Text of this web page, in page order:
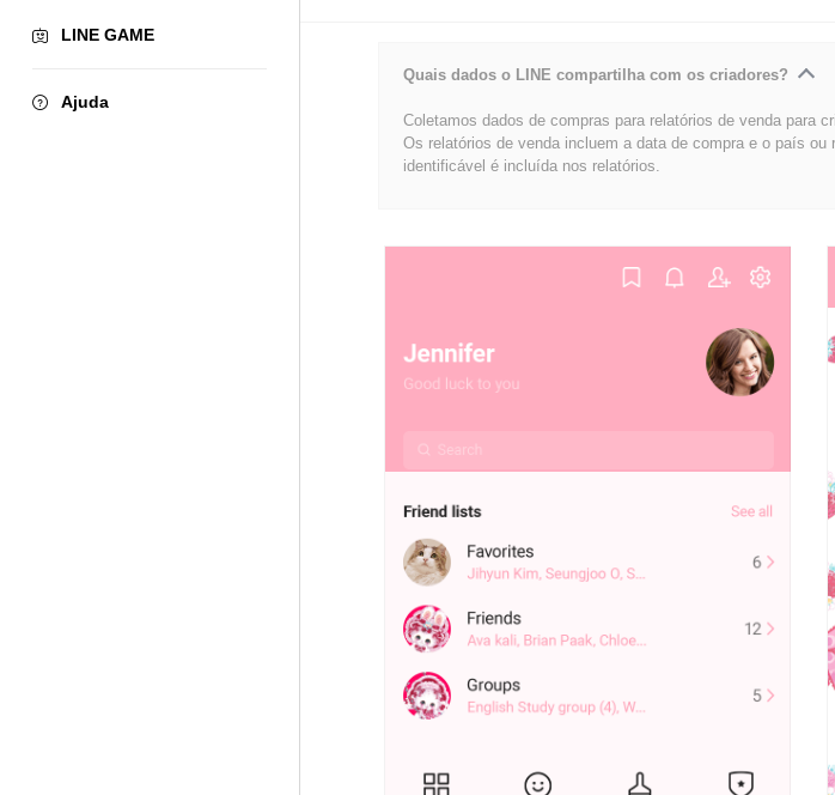
LINE GAME
Ajuda
Quais dados o LINE compartilha com os criadores?
Coletamos dados de compras para relatórios de venda para
Os relatórios de venda incluem a data de compra e o país ou
identificável é incluída nos relatórios.